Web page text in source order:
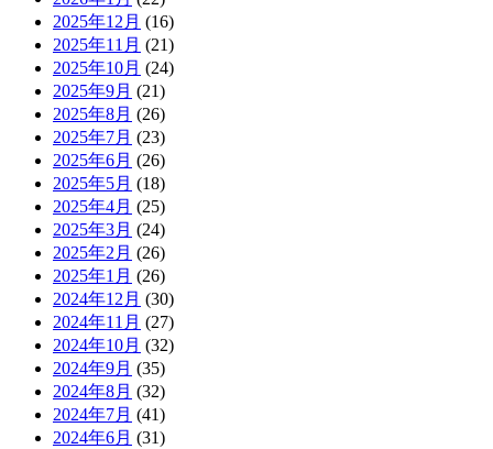
2025年12月 (16)
2025年11月 (21)
2025年10月 (24)
2025年9月 (21)
2025年8月 (26)
2025年7月 (23)
2025年6月 (26)
2025年5月 (18)
2025年4月 (25)
2025年3月 (24)
2025年2月 (26)
2025年1月 (26)
2024年12月 (30)
2024年11月 (27)
2024年10月 (32)
2024年9月 (35)
2024年8月 (32)
2024年7月 (41)
2024年6月 (31)